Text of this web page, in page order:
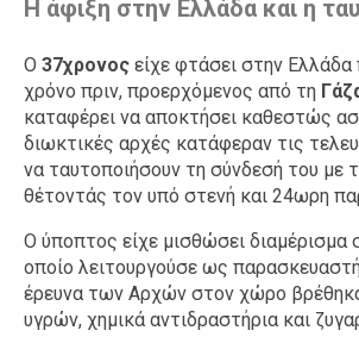
Η άφιξη στην Ελλάδα και η
Ο 37χρονος είχε φτάσει στην Ελλάδα
χρόνο πριν, προερχόμενος από τη
καταφέρει να αποκτήσει καθεστώς
διωκτικές αρχές κατάφεραν τις
να ταυτοποιήσουν τη σύνδεσή του με
θέτοντάς τον υπό στενή και 24ωρη
Ο ύποπτος είχε μισθώσει διαμέρισμα
οποίο λειτουργούσε ως
έρευνα των Αρχών στον χώρο
υγρών, χημικά αντιδραστήρια και